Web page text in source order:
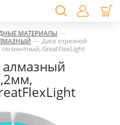
МАТЕРИАЛЫ —
— Диск отрезной
GreatFlexLight
алмазный